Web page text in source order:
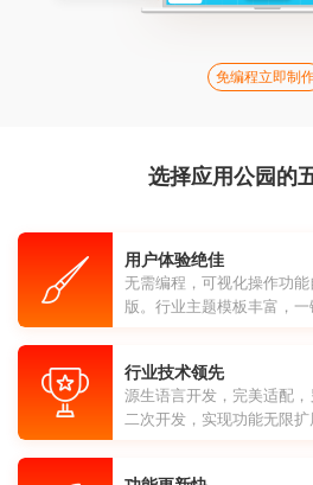
免编程立即制
选择应用公园的
用户体验绝佳
无需编程，可视化操作功
版。行业主题模板丰富，
行业技术领先
源生语言开发，完美适配
二次开发，实现功能无限扩